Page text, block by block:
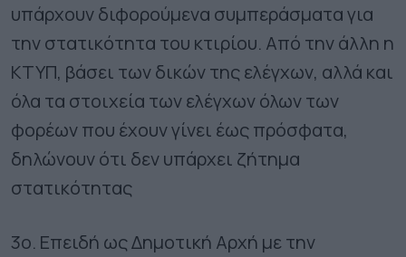
υπάρχουν διφορούμενα συμπεράσματα για
την στατικότητα του κτιρίου. Από την άλλη η
ΚΤΥΠ, βάσει των δικών της ελέγχων, αλλά και
όλα τα στοιχεία των ελέγχων όλων των
φορέων που έχουν γίνει έως πρόσφατα,
δηλώνουν ότι δεν υπάρχει ζήτημα
στατικότητας
3ο. Επειδή ως Δημοτική Αρχή με την